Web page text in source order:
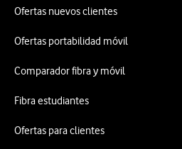
Ofertas nuevos clientes
Ofertas portabilidad móvil
Comparador fibra y móvil
Fibra estudiantes
Ofertas para clientes